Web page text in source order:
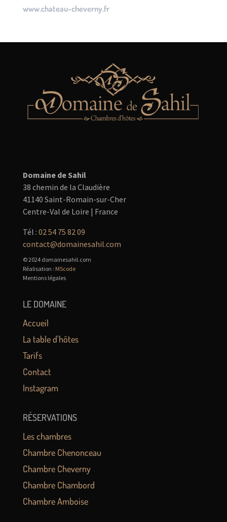
www.chateau-cheverny.fr
Domaine de Sahil
38 chemin de la Claudière
41140 Saint-Romain-sur-Cher
Centre-Val de Loire | France
Tél : 02 54 75 82 09
contact@domainesahil.com
© 2024 domainesahil.com
Réalisation : MScode
Mentions légales
LE DOMAINE
Accueil
La table d'hôtes
Tarifs
Contact
Instagram
RÉSERVATIONS
Les chambres
Chambre Chenonceau
Chambre Cheverny
Chambre Chambord
Chambre Amboise